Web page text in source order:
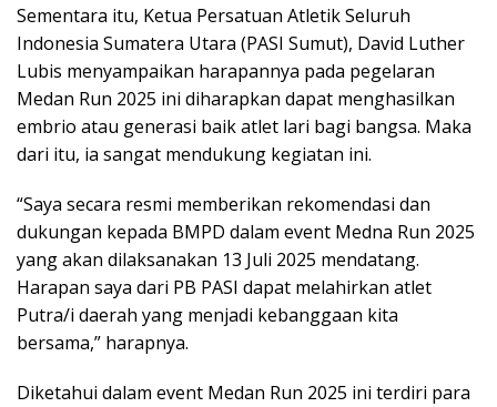
Sementara itu, Ketua Persatuan Atletik Seluruh
Indonesia Sumatera Utara (PASI Sumut), David Luther
Lubis menyampaikan harapannya pada pegelaran
Medan Run 2025 ini diharapkan dapat menghasilkan
embrio atau generasi baik atlet lari bagi bangsa. Maka
dari itu, ia sangat mendukung kegiatan ini.
“Saya secara resmi memberikan rekomendasi dan
dukungan kepada BMPD dalam event Medna Run 2025
yang akan dilaksanakan 13 Juli 2025 mendatang.
Harapan saya dari PB PASI dapat melahirkan atlet
Putra/i daerah yang menjadi kebanggaan kita
bersama,” harapnya.
Diketahui dalam event Medan Run 2025 ini terdiri para